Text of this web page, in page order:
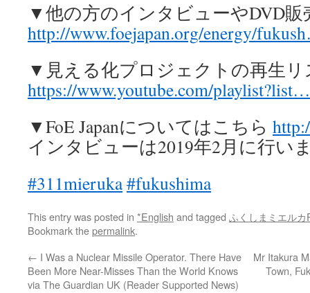
▼他の方のインタビューやDVD
http://www.foejapan.org/energy/
▼見える化プロジェクトの再生
https://www.youtube.com/playlist?list…
▼FoE Japanについてはこちら
インタビューは2019年2月に行い
#311mieruka#fukushima
This entry was posted in *English and tagged ふくしまミエル
Bookmark thepermalink.
← I Was a Nuclear Missile Operator. There Have
Been More Near-Misses Than the World Knows
via The Guardian UK (Reader Supported News)
Mr Itakura
Town,